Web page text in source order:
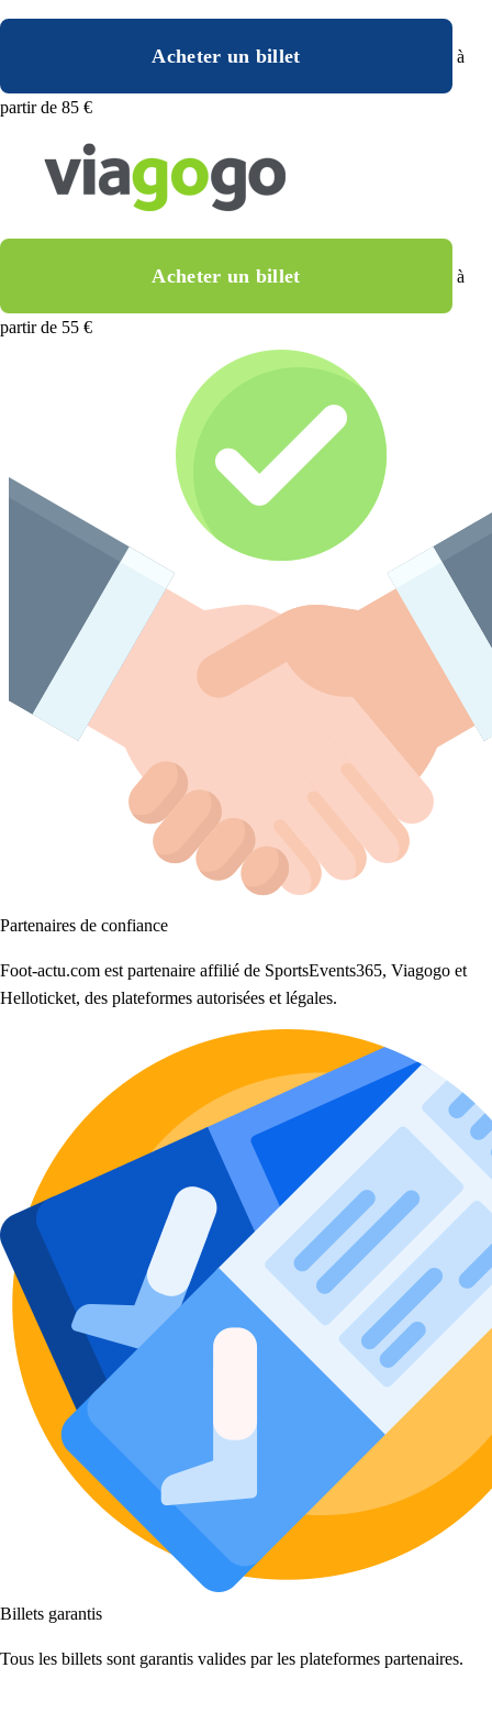
Acheter un billet à
partir de 85 €
Acheter un billet à
partir de 55 €
Partenaires de confiance
Foot-actu.com est partenaire affilié de SportsEvents365, Viagogo et
Helloticket, des plateformes autorisées et légales.
Billets garantis
Tous les billets sont garantis valides par les plateformes partenaires.